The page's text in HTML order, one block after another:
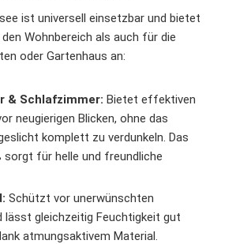
ist universell einsetzbar und bietet
Wohnbereich als auch für die
oder Gartenhaus an:
& Schlafzimmer: Bietet effektiven
neugierigen Blicken, ohne das
komplett zu verdunkeln. Das
sorgt für helle und freundliche
Schützt vor unerwünschten
lässt gleichzeitig Feuchtigkeit gut
atmungsaktivem Material.